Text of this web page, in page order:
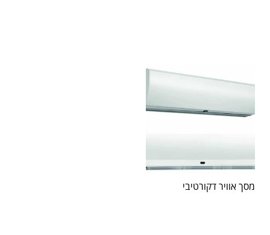
מסך אוויר דקורטיבי